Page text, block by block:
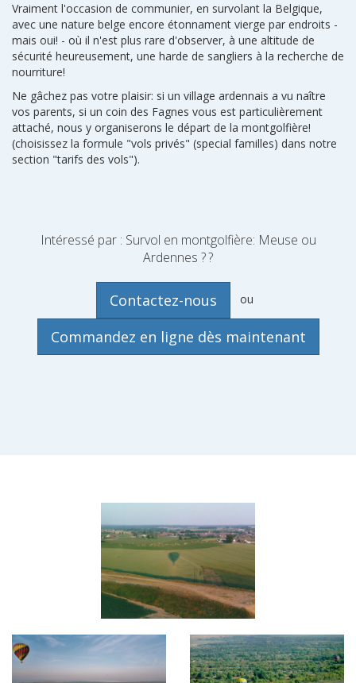
Vraiment l'occasion de communier, en survolant la Belgique,
avec une nature belge encore étonnament vierge par endroits -
mais oui! - où il n'est plus rare d'observer, à une altitude de
sécurité heureusement, une harde de sangliers à la recherche de
nourriture!
Ne gâchez pas votre plaisir: si un village ardennais a vu naître
vos parents, si un coin des Fagnes vous est particulièrement
attaché, nous y organiserons le départ de la montgolfière!
(choisissez la formule "vols privés" (special familles) dans notre
section "tarifs des vols").
Intéressé par : Survol en montgolfière: Meuse ou
Ardennes ? ?
ou
Commandez en ligne dès maintenant